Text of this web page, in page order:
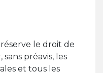
réserve le droit de
préavis, les
et tous les